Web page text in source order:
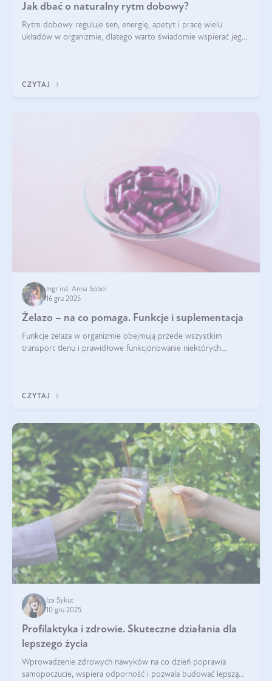
Jak dbać o naturalny rytm dobowy?
Rytm dobowy reguluje sen, energię, apetyt i pracę wielu
układów w organizmie, dlatego warto świadomie wspierać jego
CZYTAJ
mgr inż. Anna Sobol
16 gru 2025
Żelazo – na co pomaga. Funkcje i suplementacja
Funkcje żelaza w organizmie obejmują przede wszystkim
transport tlenu i prawidłowe funkcjonowanie niektórych
CZYTAJ
Iza Sykut
10 gru 2025
Profilaktyka i zdrowie. Skuteczne działania dla
lepszego życia
Wprowadzenie zdrowych nawyków na co dzień poprawia
samopoczucie, wspiera odporność i pozwala budować lepszą